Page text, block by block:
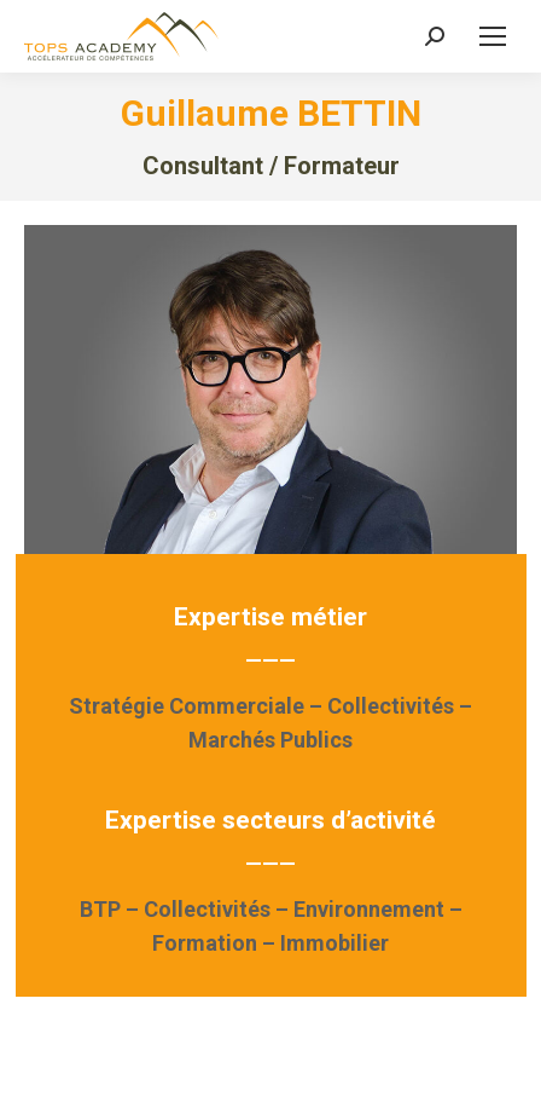
Recherche
Guillaume BETTIN
Consultant / Formateur
Expertise métier
———
Stratégie Commerciale – Collectivités –
Marchés Publics
Expertise secteurs d’activité
———
BTP – Collectivités – Environnement –
Formation – Immobilier